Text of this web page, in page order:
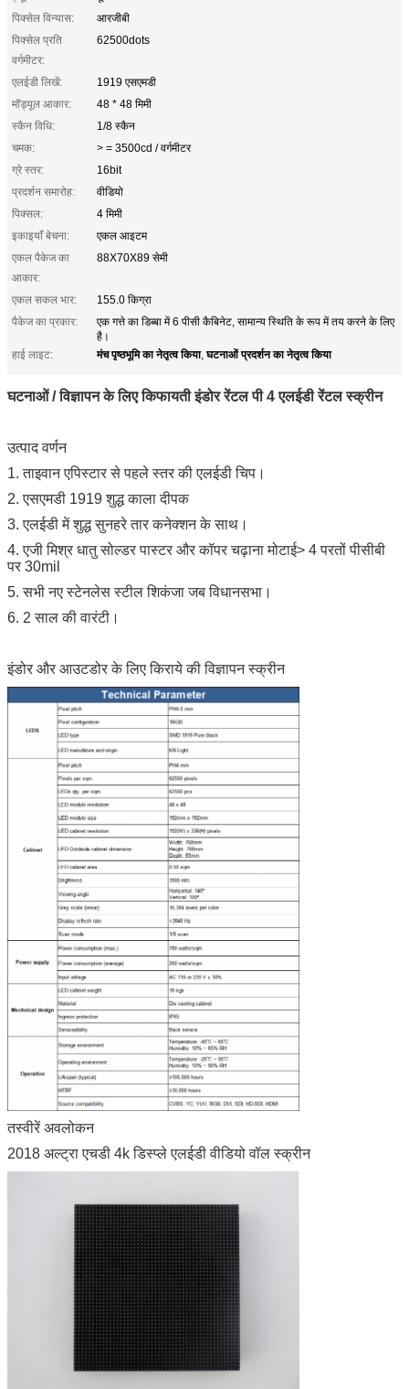
पिक्सेल विन्यास:
आरजीबी
पिक्सेल प्रति
वर्गमीटर:
62500dots
एलईडी लिखें:
1919 एसएमडी
मॉड्यूल आकार:
48 * 48 मिमी
स्कैन विधि:
1/8 स्कैन
चमक:
> = 3500cd / वर्गमीटर
ग्रे स्तर:
16bit
प्रदर्शन समारोह:
वीडियो
पिक्सल:
4 मिमी
इकाइयाँ बेचना:
एकल आइटम
एकल पैकेज का
आकार:
88X70X89 सेमी
एकल सकल भार:
155.0 किग्रा
पैकेज का प्रकार:
एक गत्ते का डिब्बा में 6 पीसी कैबिनेट, सामान्य स्थिति के रूप में तय करने के लिए
है।
हाई लाइट:
मंच पृष्ठभूमि का नेतृत्व किया,घटनाओं प्रदर्शन का नेतृत्व किया
घटनाओं / विज्ञापन के लिए किफायती इंडोर रेंटल पी 4 एलईडी रेंटल स्क्रीन
उत्पाद वर्णन
1. ताइवान एपिस्टार से पहले स्तर की एलईडी चिप।
2. एसएमडी 1919 शुद्ध काला दीपक
3. एलईडी में शुद्ध सुनहरे तार कनेक्शन के साथ।
4. एजी मिश्र धातु सोल्डर पास्टर और कॉपर चढ़ाना मोटाई> 4 परतों पीसीबी
पर 30mil
5. सभी नए स्टेनलेस स्टील शिकंजा जब विधानसभा।
6. 2 साल की वारंटी।
इंडोर और आउटडोर के लिए किराये की विज्ञापन स्क्रीन
तस्वीरें अवलोकन
2018 अल्ट्रा एचडी 4k डिस्प्ले एलईडी वीडियो वॉल स्क्रीन